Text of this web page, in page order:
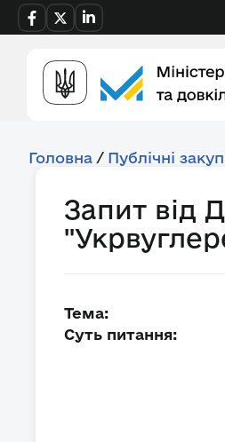
Головна / Публічні
Запит від
Тема:
Суть питання: